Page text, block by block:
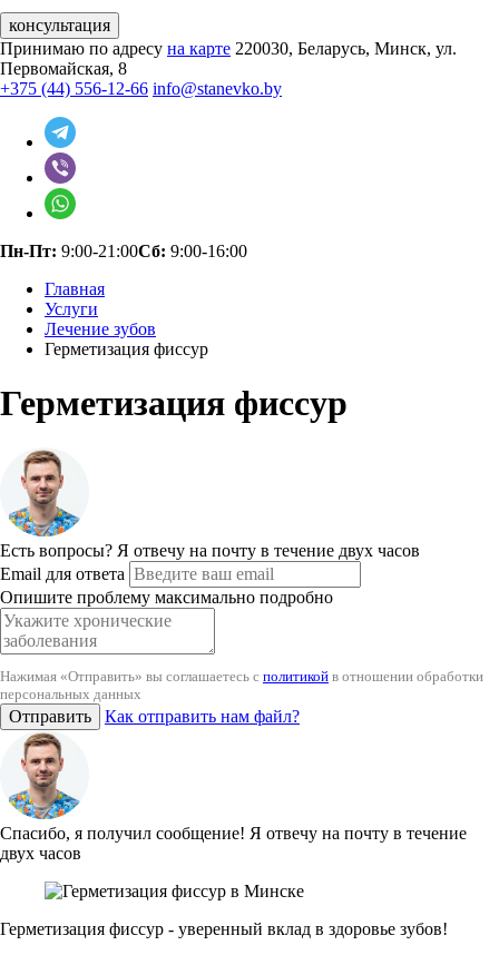
консультация
Принимаю по адресу на карте 220030, Беларусь, Минск, ул.
Первомайская, 8
+375 (44) 556-12-66 info@stanevko.by
Пн-Пт: 9:00-21:00Сб: 9:00-16:00
Главная
Услуги
Лечение зубов
Герметизация фиссур
Герметизация фиссур
Есть вопросы? Я отвечу на почту в течение двух часов
Email для ответа
Опишите проблему максимально подробно
Нажимая «Отправить» вы соглашаетесь с политикой в отношении обработки
персональных данных
Отправить Как отправить нам файл?
Спасибо, я получил сообщение! Я отвечу на почту в течение
двух часов
Герметизация фиссур - уверенный вклад в здоровье зубов!